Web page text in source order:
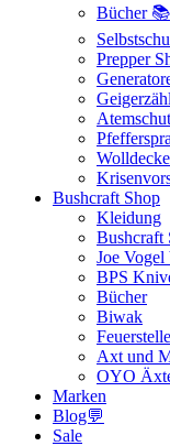
Bücher 📚
Prepper
Bushcraft Shop
Kleidung
Bushcraft
Joe
BPS
Bücher
Biwak
Feuerstelle
Axt und
OYO
Marken
Blog💬
Sale